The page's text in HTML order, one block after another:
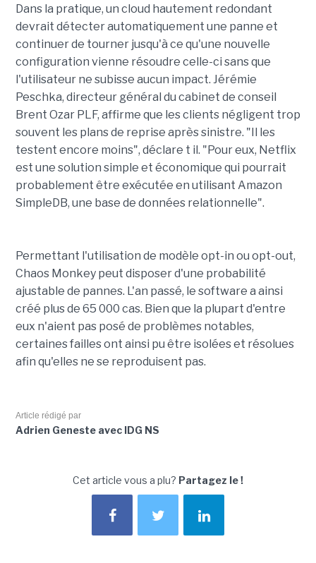
Dans la pratique, un cloud hautement redondant
devrait détecter automatiquement une panne et
continuer de tourner jusqu'à ce qu'une nouvelle
configuration vienne résoudre celle-ci sans que
l'utilisateur ne subisse aucun impact. Jérémie
Peschka, directeur général du cabinet de conseil
Brent Ozar PLF, affirme que les clients négligent trop
souvent les plans de reprise après sinistre. "Il les
testent encore moins", déclare t il. "Pour eux, Netflix
est une solution simple et économique qui pourrait
probablement être exécutée en utilisant Amazon
SimpleDB, une base de données relationnelle".
Permettant l'utilisation de modèle opt-in ou opt-out,
Chaos Monkey peut disposer d'une probabilité
ajustable de pannes. L'an passé, le software a ainsi
créé plus de 65 000 cas. Bien que la plupart d'entre
eux n'aient pas posé de problèmes notables,
certaines failles ont ainsi pu être isolées et résolues
afin qu'elles ne se reproduisent pas.
Article rédigé par
Adrien Geneste avec IDG NS
Cet article vous a plu? Partagez le !